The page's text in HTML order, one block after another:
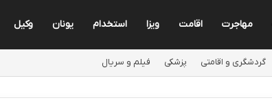
مهاجرت اقامت ویزا استخدام یونان وکیل
گردشگری و اقامتی پزشکی فیلم و سریال